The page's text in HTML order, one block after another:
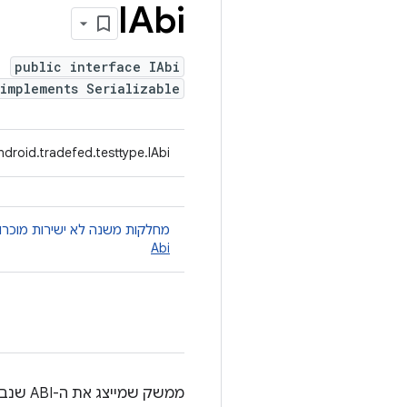
IAbi
public interface IAbi
implements Serializable
מחלקות משנה לא ישירות
Abi
ממשק שמייצג את ה-ABI שנבדק.